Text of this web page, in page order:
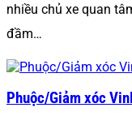
nhiều chủ xe quan
đầm…
Phuộc/Giảm xóc